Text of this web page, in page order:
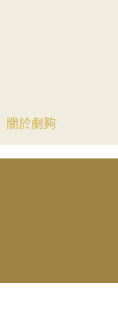
關於劇夠